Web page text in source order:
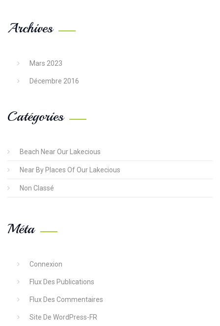
Archives
Mars 2023
Décembre 2016
Catégories
Beach Near Our Lakecious
Near By Places Of Our Lakecious
Non Classé
Méta
Connexion
Flux Des Publications
Flux Des Commentaires
Site De WordPress-FR